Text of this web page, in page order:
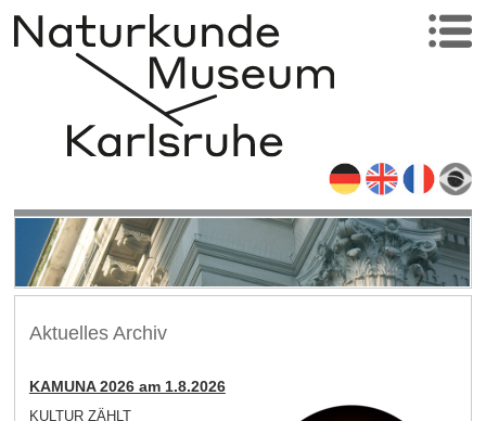
Aktuelles Archiv
KAMUNA 2026 am 1.8.2026
KULTUR ZÄHLT